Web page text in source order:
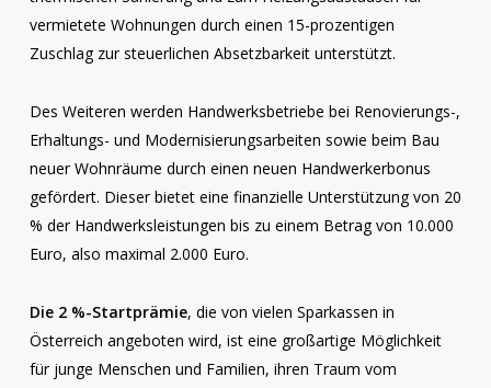
vermietete Wohnungen durch einen 15-prozentigen
Zuschlag zur steuerlichen Absetzbarkeit unterstützt.
Des Weiteren werden Handwerksbetriebe bei Renovierungs-,
Erhaltungs- und Modernisierungsarbeiten sowie beim Bau
neuer Wohnräume durch einen neuen Handwerkerbonus
gefördert. Dieser bietet eine finanzielle Unterstützung von 20
% der Handwerksleistungen bis zu einem Betrag von 10.000
Euro, also maximal 2.000 Euro.
Die 2 %-Startprämie, die von vielen Sparkassen in
Österreich angeboten wird, ist eine großartige Möglichkeit
für junge Menschen und Familien, ihren Traum vom